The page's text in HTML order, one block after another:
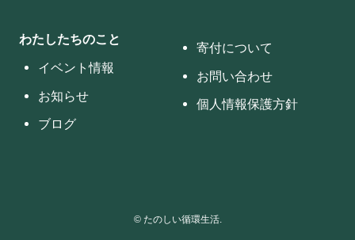
わたしたちのこと
イベント情報
お知らせ
ブログ
寄付について
お問い合わせ
個人情報保護方針
©たのしい循環生活.